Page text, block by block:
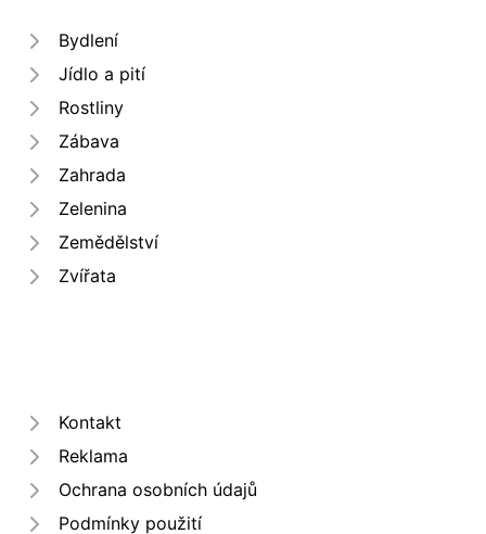
Bydlení
Jídlo a pití
Rostliny
Zábava
Zahrada
Zelenina
Zemědělství
Zvířata
Kontakt
Reklama
Ochrana osobních údajů
Podmínky použití